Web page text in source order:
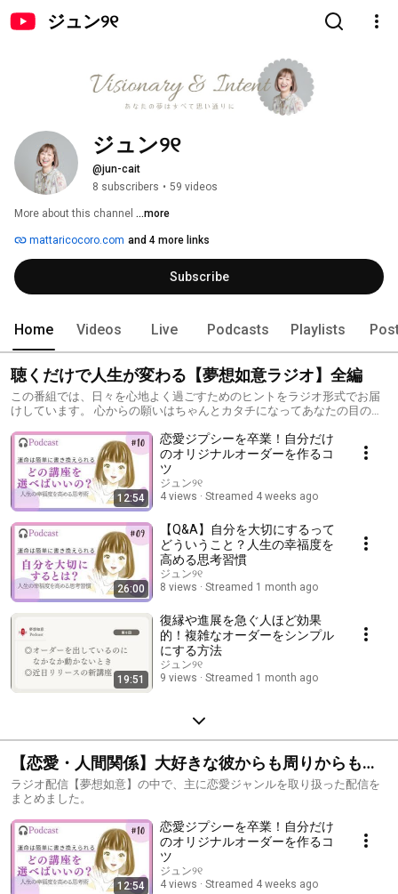
ジュン୨୧
ジュン୨୧
@jun-cait
8 subscribers • 59 videos
More about this channel ...more
mattaricocoro.com and 4 more links
Subscribe
Home Videos Live Podcasts Playlists
聴くだけで人生が変わる【夢想如意ラジオ】全編
この番組では、日々を心地よく過ごすためのヒントをラジオ形式でお届
けしています。 心からの願いはちゃんとカタチになってあなたの目の前
12:54
恋愛ジプシーを卒業！自分だけ
のオリジナルオーダーを作るコ
ツ
ジュン୨୧
4 views
Streamed 4 weeks ago
26:00
【Q&A】自分を大切にするって
どういうこと？人生の幸福度を
高める思考習慣
ジュン୨୧
8 views
Streamed 1 month ago
19:51
復縁や進展を急ぐ人ほど効果
的！複雑なオーダーをシンプル
にする方法
ジュン୨୧
9 views
Streamed 1 month ago
【恋愛・人間関係】大好きな彼からも周りからも唯
一無二の女性として大切にされる魔法
ラジオ配信【夢想如意】の中で、主に恋愛ジャンルを取り扱った配信を
まとめました。
12:54
恋愛ジプシーを卒業！自分だけ
のオリジナルオーダーを作るコ
ツ
ジュン୨୧
4 views
Streamed 4 weeks ago